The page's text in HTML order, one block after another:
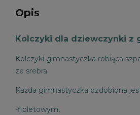
Opis
Kolczyki dla dziewczynki z
Kolczyki gimnastyczka robiąca
ze srebra.
Każda gimnastyczka ozdobiona
-fioletowym,